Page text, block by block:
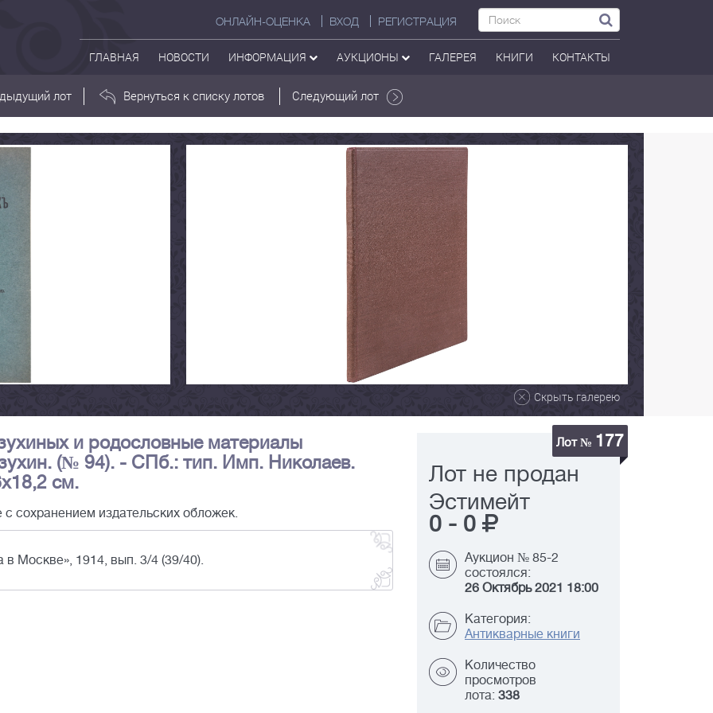
ОНЛАЙН-ОЦЕНКА ВХОД РЕГИСТРАЦИЯ
ГЛАВНАЯ НОВОСТИ ИНФОРМАЦИЯ АУКЦИОНЫ ГАЛЕРЕЯ КНИГИ КОНТАКТЫ
лот Вернуться к списку лотов Следующий лот
Скрыть галерею
и родословные материалы
(№ 94). - СПб.: тип. Имп. Николаев.
см.
сохранением издательских обложек.
в Москве», 1914, вып. 3/4 (39/40).
Лот № 177
Лот не продан
Эстимейт
0 - 0
Аукцион № 85-2
состоялся:
26 Октябрь 2021 18:00
Категория:
Антикварные книги
Количество
просмотров
лота: 338